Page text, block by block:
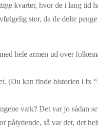
kvarter, hvor de i lang tid
stor, da de delte
hele armen ud over
(Du kan finde historien i fx
væk? Det var jo sådan
pålydende, så var det, det